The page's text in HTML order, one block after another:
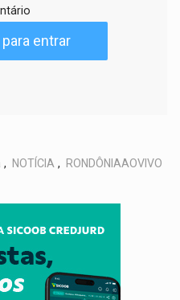
entrar
, NOTÍCIA ,
RONDÔNIAAOVIVO